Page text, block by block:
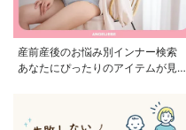
産前産後のお悩み別インナー検索
あなたにぴったりのアイテムが見つ